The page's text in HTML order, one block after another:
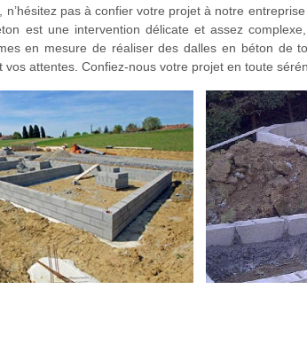
n’hésitez pas à confier votre projet à notre
est une intervention délicate et assez
en mesure de réaliser des dalles en béton de
vos attentes. Confiez-nous votre projet en toute